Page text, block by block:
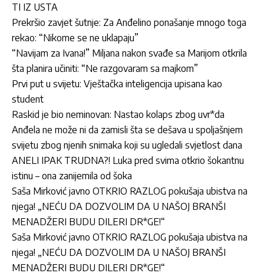
TI IZ USTA
Prekršio zavjet šutnje: Za Anđelino ponašanje mnogo toga
rekao: “Nikome se ne uklapaju”
“Navijam za Ivana!” Miljana nakon svađe sa Marijom otkrila
šta planira učiniti: “Ne razgovaram sa majkom”
Prvi put u svijetu: Vještačka inteligencija upisana kao
student
Raskid je bio neminovan: Nastao kolaps zbog uvr*da
Anđela ne može ni da zamisli šta se dešava u spoljašnjem
svijetu zbog njenih snimaka koji su ugledali svjetlost dana
ANELI IPAK TRUDNA?! Luka pred svima otkrio šokantnu
istinu – ona zanijemila od šoka
Saša Mirković javno OTKRIO RAZLOG pokušaja ubistva na
njega! „NEĆU DA DOZVOLIM DA U NAŠOJ BRANŠI
MENADŽERI BUDU DILERI DR*GE!“
Saša Mirković javno OTKRIO RAZLOG pokušaja ubistva na
njega! „NEĆU DA DOZVOLIM DA U NAŠOJ BRANŠI
MENADŽERI BUDU DILERI DR*GE!“